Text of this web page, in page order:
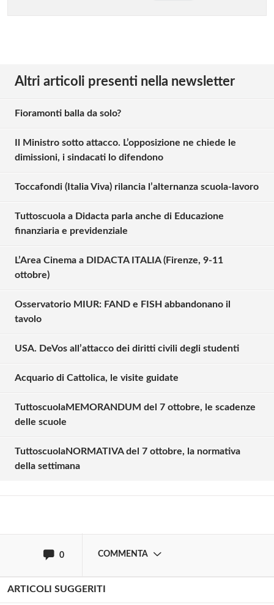
Altri articoli presenti nella newsletter
Fioramonti balla da solo?
Il Ministro sotto attacco. L’opposizione ne chiede le
dimissioni, i sindacati lo difendono
Toccafondi (Italia Viva) rilancia l’alternanza scuola-lavoro
Tuttoscuola a Didacta parla anche di Educazione
finanziaria e previdenziale
L’Area Cinema a DIDACTA ITALIA (Firenze, 9-11
ottobre)
Osservatorio MIUR: FAND e FISH abbandonano il
tavolo
USA. DeVos all’attacco dei diritti civili degli studenti
Acquario di Cattolica, le visite guidate
TuttoscuolaMEMORANDUM del 7 ottobre, le scadenze
delle scuole
TuttoscuolaNORMATIVA del 7 ottobre, la normativa
della settimana
0 COMMENTA
Solo gli utenti registrati possono
Effettua il
ARTICOLI SUGGERITI